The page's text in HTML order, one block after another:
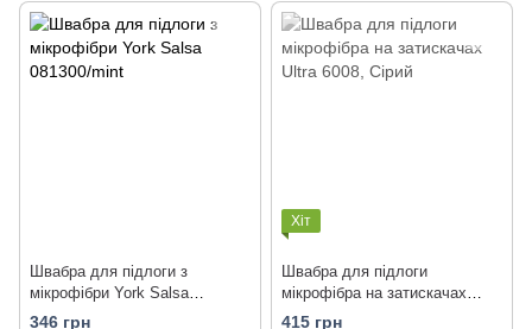
Швабра для підлоги з
мікрофібри York Salsa
081300/mint
346 грн
Хіт
Швабра для підлоги
мікрофібра на затискачах
Ultra 6008
415 грн